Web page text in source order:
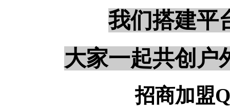
我们搭建平
大家一起共创户
招商加盟